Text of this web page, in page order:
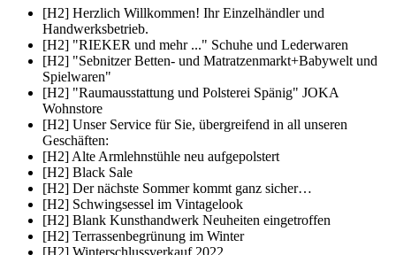
[H2] Herzlich Willkommen! Ihr Einzelhändler und
Handwerksbetrieb.
[H2] "RIEKER und mehr ..." Schuhe und Lederwaren
[H2] "Sebnitzer Betten- und Matratzenmarkt+Babywelt und
Spielwaren"
[H2] "Raumausstattung und Polsterei Spänig" JOKA
Wohnstore
[H2] Unser Service für Sie, übergreifend in all unseren
Geschäften:
[H2] Alte Armlehnstühle neu aufgepolstert
[H2] Black Sale
[H2] Der nächste Sommer kommt ganz sicher…
[H2] Schwingsessel im Vintagelook
[H2] Blank Kunsthandwerk Neuheiten eingetroffen
[H2] Terrassenbegrünung im Winter
[H2] Winterschlussverkauf 2022